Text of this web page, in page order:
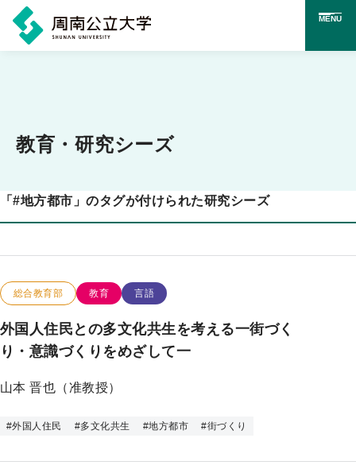
ス
ッ
MENU
教育・研究シーズ
「#地方都市」のタグが付けられた研究シーズ
この研究のカテゴリー
総合教育部 教育 言語
外国人住民との多文化共生を考える一街づく
り・意識づくりをめざして一
山本 晋也（准教授）
この研究のキーワード
#外国人住民 #多文化共生 #地方都市 #街づくり